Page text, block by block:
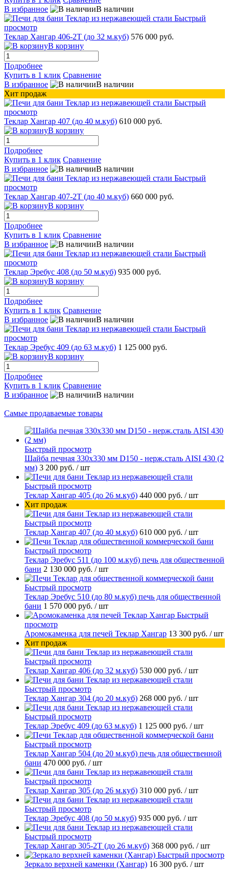
В избранное
В наличии
Быстрый
просмотр
Теклар Хангар 406-2Т (до 32 м.куб) 576 000 руб.
В корзину
Подробнее
Купить в 1 клик Сравнение
В избранное
В наличии
Хит продаж
Быстрый
просмотр
Теклар Хангар 407 (до 40 м.куб) 610 000 руб.
В корзину
Подробнее
Купить в 1 клик Сравнение
В избранное
В наличии
Быстрый
просмотр
Теклар Хангар 407-2Т (до 40 м.куб) 660 000 руб.
В корзину
Подробнее
Купить в 1 клик Сравнение
В избранное
В наличии
Быстрый
просмотр
Теклар Эребус 408 (до 50 м.куб) 935 000 руб.
В корзину
Подробнее
Купить в 1 клик Сравнение
В избранное
В наличии
Быстрый
просмотр
Теклар Эребус 409 (до 63 м.куб) 1 125 000 руб.
В корзину
Подробнее
Купить в 1 клик Сравнение
В избранное
В наличии
Самые продаваемые товары
Быстрый просмотр
Шайба печная 330х330 мм D150 - нерж.сталь AISI 430 (2
мм) 3 200 руб. / шт
Быстрый просмотр
Теклар Хангар 405 (до 26 м.куб) 440 000 руб. / шт
Хит продаж
Быстрый просмотр
Теклар Хангар 407 (до 40 м.куб) 610 000 руб. / шт
Быстрый просмотр
Теклар Эребус 511 (до 100 м.куб) печь для общественной
бани 2 130 000 руб. / шт
Быстрый просмотр
Теклар Эребус 510 (до 80 м.куб) печь для общественной
бани 1 570 000 руб. / шт
Быстрый
просмотр
Аромокаменка для печей Теклар Хангар 13 300 руб. / шт
Хит продаж
Быстрый просмотр
Теклар Хангар 406 (до 32 м.куб) 530 000 руб. / шт
Быстрый просмотр
Теклар Хангар 304 (до 20 м.куб) 268 000 руб. / шт
Быстрый просмотр
Теклар Эребус 409 (до 63 м.куб) 1 125 000 руб. / шт
Быстрый просмотр
Теклар Хангар 504 (до 20 м.куб) печь для общественной
бани 470 000 руб. / шт
Быстрый просмотр
Теклар Хангар 305 (до 26 м.куб) 310 000 руб. / шт
Быстрый просмотр
Теклар Эребус 408 (до 50 м.куб) 935 000 руб. / шт
Быстрый просмотр
Теклар Хангар 305-2Т (до 26 м.куб) 368 000 руб. / шт
Быстрый просмотр
Зеркало верхней каменки (Хангар) 16 300 руб. / шт